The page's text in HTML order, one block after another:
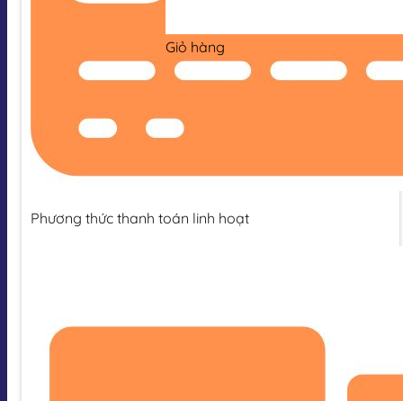
Giỏ hàng
Phương thức thanh toán linh hoạt